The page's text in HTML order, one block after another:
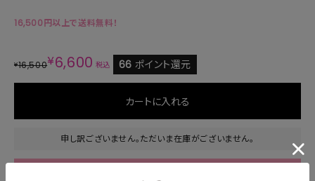
16,500円以上で送料無料！
¥16,500¥6,600 税込 66 ポイント還元
カートに入れる
申し訳ございません。ただいま在庫がございません。